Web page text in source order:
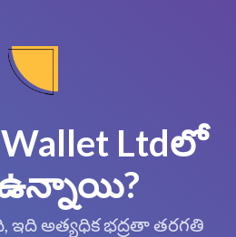
Ltdలో
అత్యధిక భద్రతా తరగతి